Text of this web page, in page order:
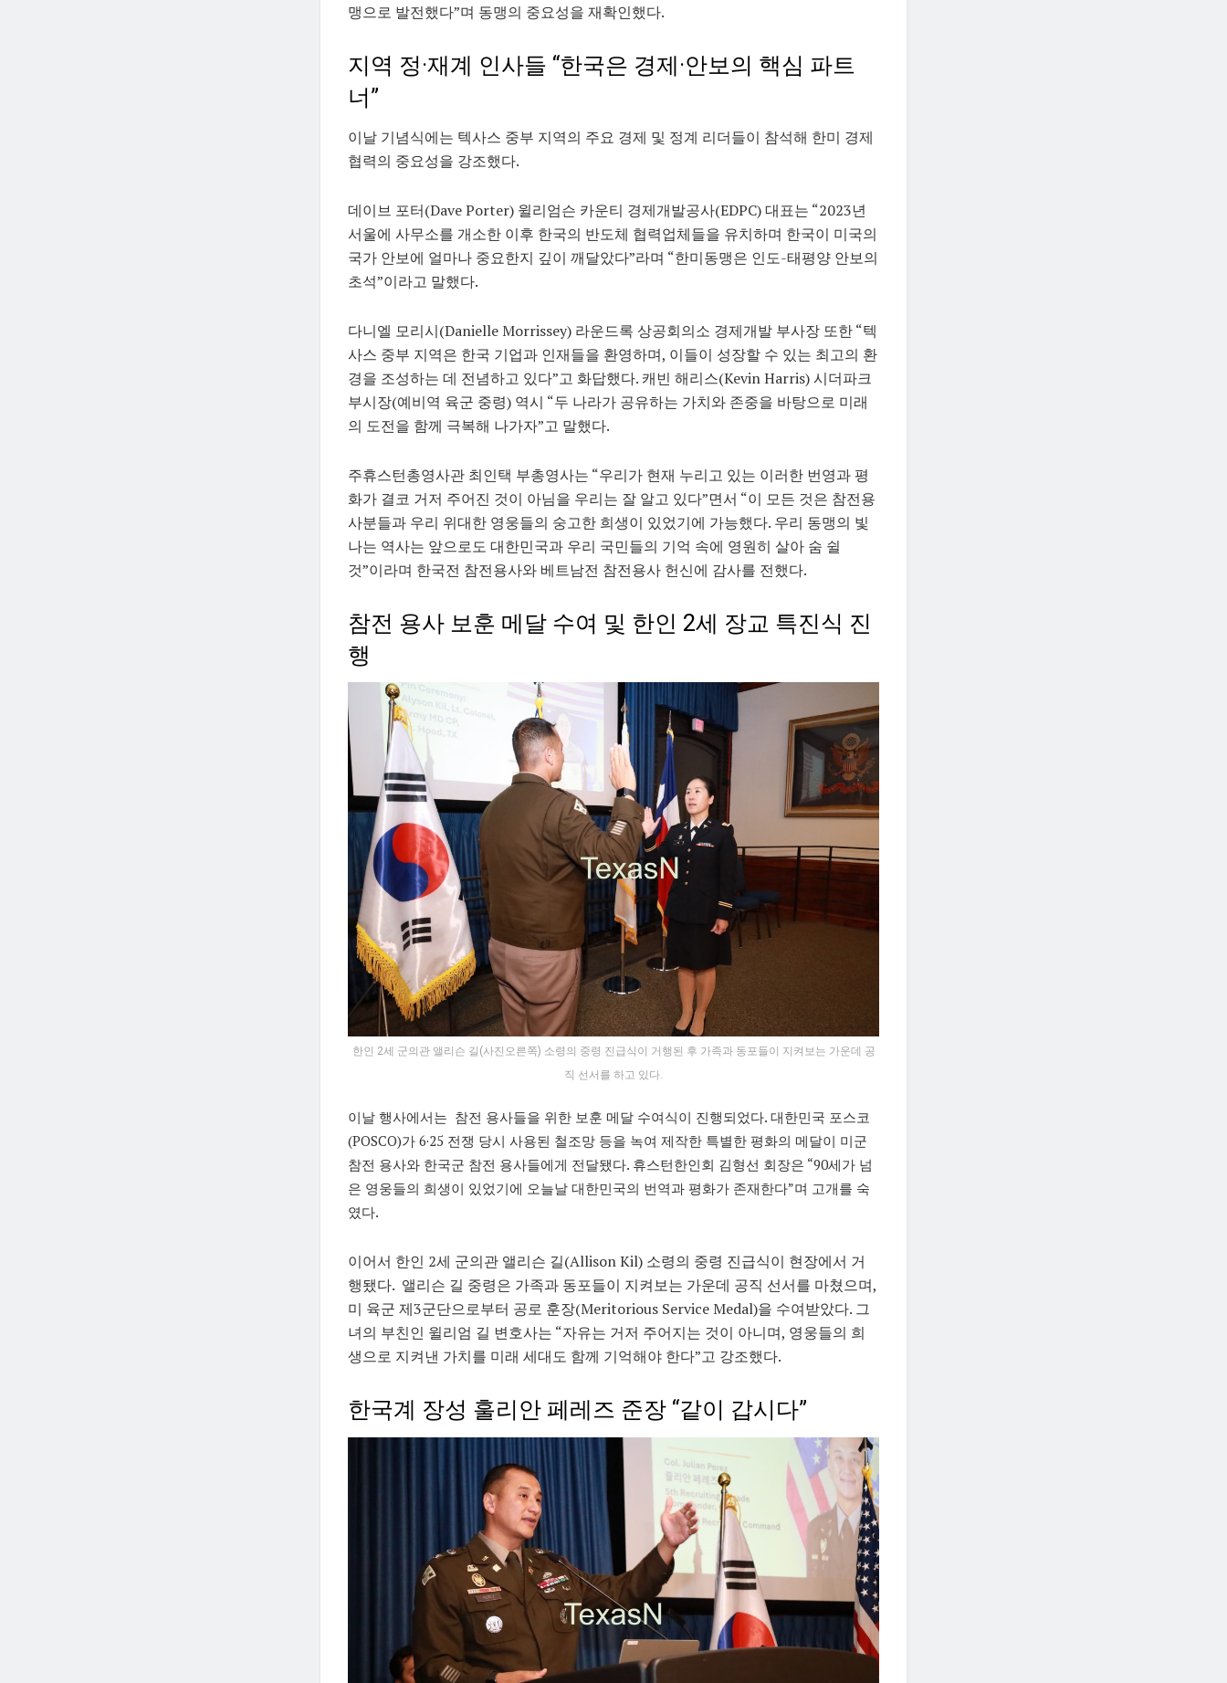
맹으로 발전했다”며 동맹의 중요성을 재확인했다.
지역 정·재계 인사들 “한국은 경제·안보의 핵심 파트
너”
이날 기념식에는 텍사스 중부 지역의 주요 경제 및 정계 리더들이 참석해 한미 경제
협력의 중요성을 강조했다.
데이브 포터(Dave Porter) 윌리엄슨 카운티 경제개발공사(EDPC) 대표는 “2023년
서울에 사무소를 개소한 이후 한국의 반도체 협력업체들을 유치하며 한국이 미국의
국가 안보에 얼마나 중요한지 깊이 깨달았다”라며 “한미동맹은 인도-태평양 안보의
초석”이라고 말했다.
다니엘 모리시(Danielle Morrissey) 라운드록 상공회의소 경제개발 부사장 또한 “텍
사스 중부 지역은 한국 기업과 인재들을 환영하며, 이들이 성장할 수 있는 최고의 환
경을 조성하는 데 전념하고 있다”고 화답했다. 캐빈 해리스(Kevin Harris) 시더파크
부시장(예비역 육군 중령) 역시 “두 나라가 공유하는 가치와 존중을 바탕으로 미래
의 도전을 함께 극복해 나가자”고 말했다.
주휴스턴총영사관 최인택 부총영사는 “우리가 현재 누리고 있는 이러한 번영과 평
화가 결코 거저 주어진 것이 아님을 우리는 잘 알고 있다”면서 “이 모든 것은 참전용
사분들과 우리 위대한 영웅들의 숭고한 희생이 있었기에 가능했다. 우리 동맹의 빛
나는 역사는 앞으로도 대한민국과 우리 국민들의 기억 속에 영원히 살아 숨 쉴
것”이라며 한국전 참전용사와 베트남전 참전용사 헌신에 감사를 전했다.
참전 용사 보훈 메달 수여 및 한인 2세 장교 특진식 진
행
한인 2세 군의관 앨리슨 길(사진오른쪽) 소령의 중령 진급식이 거행된 후 가족과 동포들이 지켜보는 가운데 공
직 선서를 하고 있다.
이날 행사에서는 참전 용사들을 위한 보훈 메달 수여식이 진행되었다. 대한민국 포스코
(POSCO)가 6·25 전쟁 당시 사용된 철조망 등을 녹여 제작한 특별한 평화의 메달이 미군
참전 용사와 한국군 참전 용사들에게 전달됐다. 휴스턴한인회 김형선 회장은 “90세가 넘
은 영웅들의 희생이 있었기에 오늘날 대한민국의 번역과 평화가 존재한다”며 고개를 숙
였다.
이어서 한인 2세 군의관 앨리슨 길(Allison Kil) 소령의 중령 진급식이 현장에서 거
행됐다. 앨리슨 길 중령은 가족과 동포들이 지켜보는 가운데 공직 선서를 마쳤으며,
미 육군 제3군단으로부터 공로 훈장(Meritorious Service Medal)을 수여받았다. 그
녀의 부친인 윌리엄 길 변호사는 “자유는 거저 주어지는 것이 아니며, 영웅들의 희
생으로 지켜낸 가치를 미래 세대도 함께 기억해야 한다”고 강조했다.
한국계 장성 훌리안 페레즈 준장 “같이 갑시다”